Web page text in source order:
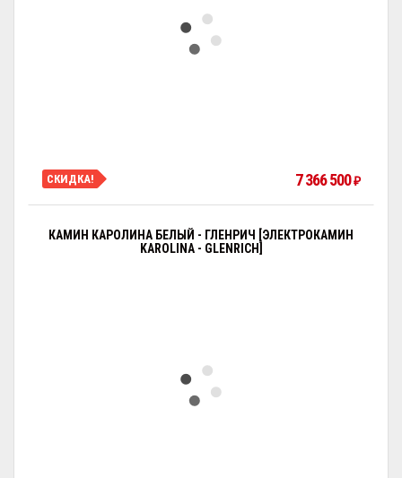
СКИДКА! 7 366 500₽
КАМИН КАРОЛИНА БЕЛЫЙ - ГЛЕНРИЧ [ЭЛЕКТРОКАМИН
KAROLINA - GLENRICH]